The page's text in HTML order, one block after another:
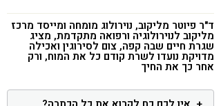
תוספי תזונה
מתכוני בריאות
אירועים
שינוי תזונתי
גישות בתזונה
ניקוי רעלים
מזונות על
ד"ר פיוטר מליקוב, נוירולוג מומחה ומייסד מרכז
מליקוב לנוירולוגיה ורפואה מתקדמת, מציג
שגרת חיים שבה קפה, צום לסירוגין ואכילה
מדויקת נועדו לשרת קודם כל את המוח, ורק
אחר כך את החיך